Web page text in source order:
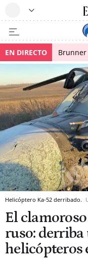
EN DIRECTO
Helicóptero Ka-52 derribado.
El
ruso: derriba
helicópteros